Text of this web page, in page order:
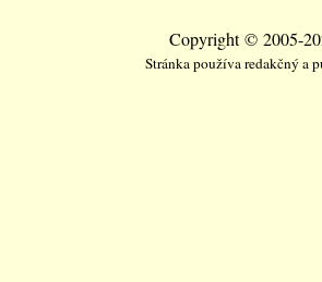
Copyright © 2005-
Stránka používa redakčný a